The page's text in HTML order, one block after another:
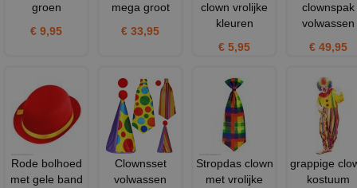
groen
€ 9,95
mega groot
€ 33,95
clown vrolijke
kleuren
€ 5,95
clownspak
volwassen
€ 49,95
Rode bolhoed
met gele band
Clownsset
volwassen
Stropdas clown
met vrolijke
grappige
kostuum